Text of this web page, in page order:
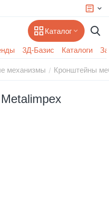
Каталог
3Д-Базис Каталоги
механизмы / Кронштейны